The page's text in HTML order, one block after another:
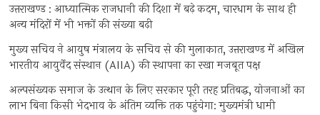
उत्तराखण्ड : आध्यात्मिक राजधानी की दिशा में बढ़े कदम, चारधाम के साथ ही
अन्य मंदिरों में भी भक्तों की संख्या बढ़ी
मुख्य सचिव ने आयुष मंत्रालय के सचिव से की मुलाकात, उत्तराखण्ड में अखिल
भारतीय आयुर्वेद संस्थान (AIIA) की स्थापना का रखा मजबूत पक्ष
अल्पसंख्यक समाज के उत्थान के लिए सरकार पूरी तरह प्रतिबद्ध, योजनाओं का
लाभ बिना किसी भेदभाव के अंतिम व्यक्ति तक पहुंचेगा: मुख्यमंत्री धामी